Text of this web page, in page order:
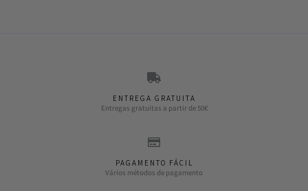
ENTREGA GRATUITA
Entregas gratuitas a partir de 50€
PAGAMENTO FÁCIL
Vários métodos de pagamento